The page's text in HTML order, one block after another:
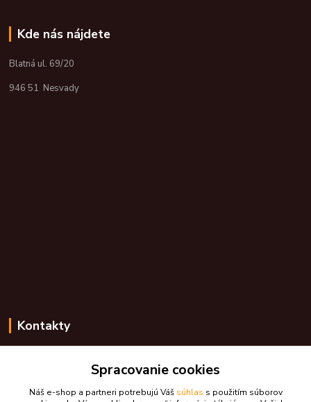
Kde nás nájdete
Blatná ul. 69/20
946 51 Nesvady
Kontakty
+421 948 776 224Spracovanie cookies
Náš e-shop a partneri potrebujú Váš súhlas s použitím súborov